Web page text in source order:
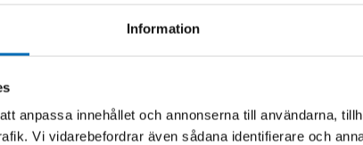
Information
anpassa innehållet och annonserna till användarna,
Vi vidarebefordrar även sådana identifierare och